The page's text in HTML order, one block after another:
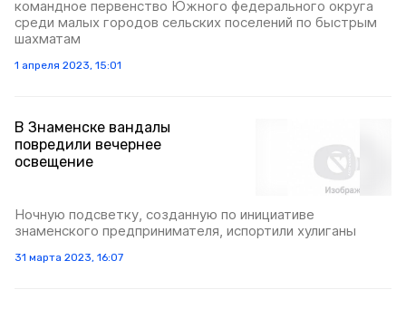
командное первенство Южного федерального округа
среди малых городов сельских поселений по быстрым
шахматам
1 апреля 2023, 15:01
В Знаменске вандалы
повредили вечернее
освещение
Ночную подсветку, созданную по инициативе
знаменского предпринимателя, испортили хулиганы
31 марта 2023, 16:07